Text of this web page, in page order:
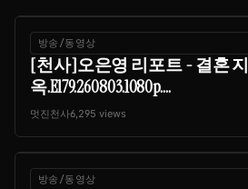
방송/동영상
[천사]오은영 리포트 - 결혼 지
옥.E179.260803.1080p....
멋진천사6,295 views
방송/동영상